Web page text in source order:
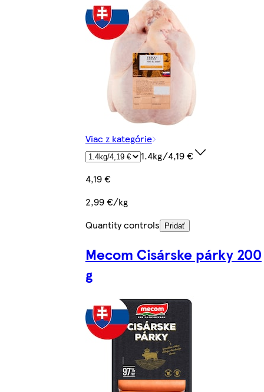
Viac z kategórie
1.4kg/4,19 €
4,19 €
2,99 €/kg
Quantity controls
Pridať
Mecom Cisárske párky 200
g